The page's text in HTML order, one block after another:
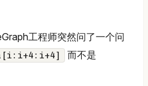
工程师突然问了一个问
而不是